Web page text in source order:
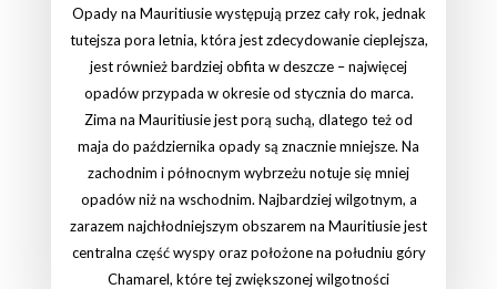
Opady na Mauritiusie występują przez cały rok, jednak
tutejsza pora letnia, która jest zdecydowanie cieplejsza,
jest również bardziej obfita w deszcze – najwięcej
opadów przypada w okresie od stycznia do marca.
Zima na Mauritiusie jest porą suchą, dlatego też od
maja do października opady są znacznie mniejsze. Na
zachodnim i północnym wybrzeżu notuje się mniej
opadów niż na wschodnim. Najbardziej wilgotnym, a
zarazem najchłodniejszym obszarem na Mauritiusie jest
centralna część wyspy oraz położone na południu góry
Chamarel, które tej zwiększonej wilgotności